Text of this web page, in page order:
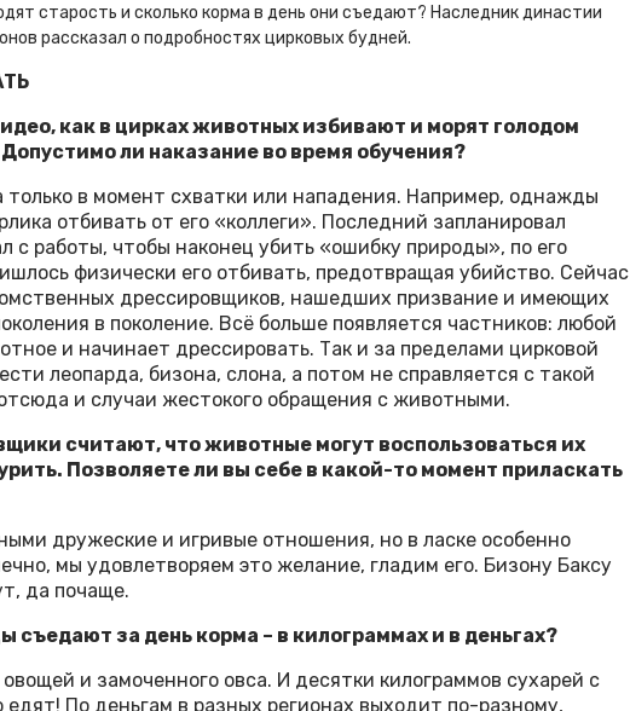
старость и сколько корма в день они съедают? Наследник династии
рассказал о подробностях цирковых будней.
как в цирках животных избивают и морят голодом
ли наказание во время обучения?
в момент схватки или нападения. Например, однажды
отбивать от его «коллеги». Последний запланировал
с работы, чтобы наконец убить «ошибку природы», по его
физически его отбивать, предотвращая убийство. Сейчас
дрессировщиков, нашедших призвание и имеющих
в поколение. Всё больше появляется частников: любой
и начинает дрессировать. Так и за пределами цирковой
леопарда, бизона, слона, а потом не справляется с такой
и случаи жестокого обращения с животными.
считают, что животные могут воспользоваться их
Позволяете ли вы себе в какой-то момент приласкать
дружеские и игривые отношения, но в ласке особенно
мы удовлетворяем это желание, гладим его. Бизону Баксу
да почаще.
съедают за день корма – в килограммах и в деньгах?
и замоченного овса. И десятки килограммов сухарей с
По деньгам в разных регионах выходит по-разному,